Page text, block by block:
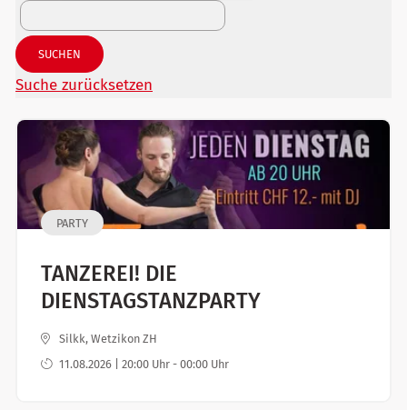
SUCHEN
Suche zurücksetzen
PARTY
TANZEREI! DIE
DIENSTAGSTANZPARTY
Silkk, Wetzikon ZH
11.08.2026 | 20:00 Uhr - 00:00 Uhr